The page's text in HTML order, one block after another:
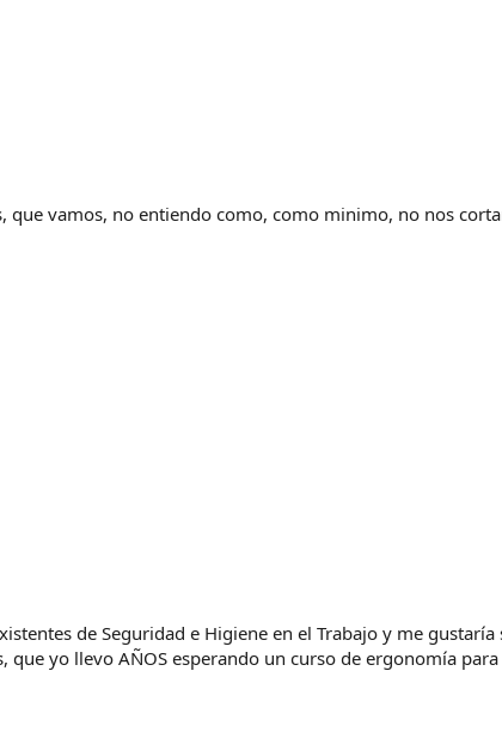
vamos, no entiendo como, como minimo, no nos
de Seguridad e Higiene en el Trabajo y me
yo llevo AÑOS esperando un curso de ergonomía